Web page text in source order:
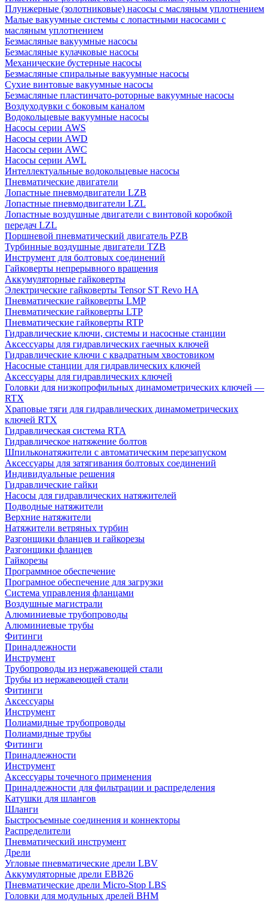
Плунжерные (золотниковые) насосы с масляным уплотнением
Малые вакуумные системы с лопастными насосами с
масляным уплотнением
Безмасляные вакуумные насосы
Безмасляные кулачковые насосы
Механические бустерные насосы
Безмасляные спиральные вакуумные насосы
Сухие винтовые вакуумные насосы
Безмасляные пластинчато-роторные вакуумные насосы
Воздуходувки с боковым каналом
Водокольцевые вакуумные насосы
Насосы серии AWS
Насосы серии AWD
Насосы серии AWC
Насосы серии AWL
Интеллектуальные водокольцевые насосы
Пневматические двигатели
Лопастные пневмодвигатели LZB
Лопастные пневмодвигатели LZL
Лопастные воздушные двигатели с винтовой коробкой
передач LZL
Поршневой пневматический двигатель PZB
Турбинные воздушные двигатели TZB
Инструмент для болтовых соединений
Гайковерты непрерывного вращения
Аккумуляторные гайковерты
Электрические гайковерты Tensor ST Revo HA
Пневматические гайковерты LMP
Пневматические гайковерты LTP
Пневматические гайковерты RTP
Гидравлические ключи, системы и насосные станции
Аксессуары для гидравлических гаечных ключей
Гидравлические ключи с квадратным хвостовиком
Насосные станции для гидравлических ключей
Аксессуары для гидравлических ключей
Головки для низкопрофильных динамометрических ключей —
RTX
Храповые тяги для гидравлических динамометрических
ключей RTX
Гидравлическая система RTA
Гидравлическое натяжение болтов
Шпильконатяжители с автоматическим перезапуском
Аксессуары для затягивания болтовых соединений
Индивидуальные решения
Гидравлические гайки
Насосы для гидравлических натяжителей
Подводные натяжители
Верхние натяжители
Натяжители ветряных турбин
Разгонщики фланцев и гайкорезы
Разгонщики фланцев
Гайкорезы
Программное обеспечение
Програмное обеспечение для загрузки
Система управления фланцами
Воздушные магистрали
Алюминиевые трубопроводы
Алюминиевые трубы
Фитинги
Принадлежности
Инструмент
Трубопроводы из нержавеющей стали
Трубы из нержавеющей стали
Фитинги
Аксессуары
Инструмент
Полиамидные трубопроводы
Полиамидные трубы
Фитинги
Принадлежности
Инструмент
Аксессуары точечного применения
Принадлежности для фильтрации и распределения
Катушки для шлангов
Шланги
Быстросъемные соединения и коннекторы
Распределители
Пневматический инструмент
Дрели
Угловые пневматические дрели LBV
Аккумуляторные дрели EBB26
Пневматические дрели Micro-Stop LBS
Головки для модульных дрелей BHM